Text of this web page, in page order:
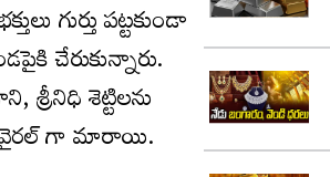
గుర్తు పట్టకుండా
చేరుకున్నారు.
శ్రీనిధి శెట్టిలను
వైరల్ గా మారాయి.